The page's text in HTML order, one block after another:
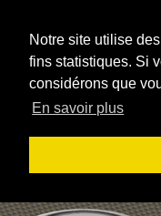
Notre site utilise
fins statistiques. Si
considérons que
En savoir plus